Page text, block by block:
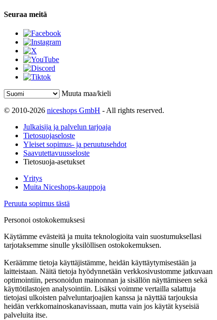
Seuraa meitä
Muuta maa/kieli
© 2010-2026 niceshops GmbH - All rights reserved.
Julkaisija ja palvelun tarjoaja
Tietosuojaseloste
Yleiset sopimus- ja peruutusehdot
Saavutettavuusseloste
Tietosuoja-asetukset
Yritys
Muita Niceshops-kauppoja
Peruuta sopimus tästä
Personoi ostokokemuksesi
Käytämme evästeitä ja muita teknologioita vain suostumuksellasi
tarjotaksemme sinulle yksilöllisen ostokokemuksen.
Keräämme tietoja käyttäjistämme, heidän käyttäytymisestään ja
laitteistaan. Näitä tietoja hyödynnetään verkkosivustomme jatkuvaan
optimointiin, personoidun mainonnan ja sisällön näyttämiseen sekä
käyttötilastojen analysointiin. Lisäksi voimme vertailla salattuja
tietojasi ulkoisten palveluntarjoajien kanssa ja näyttää tarjouksia
heidän verkkomainoskanavissaan, mutta vain jos käytät kyseisiä
palveluita itse.